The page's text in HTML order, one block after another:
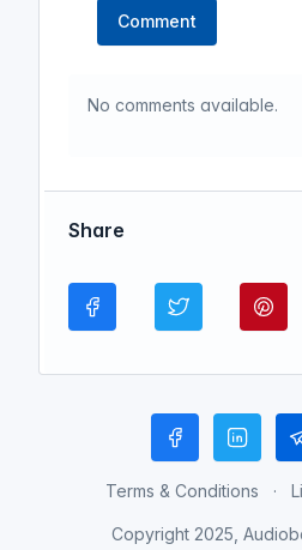
Comment
No comments available.
Share
Terms & Conditions
Copyright 2025,